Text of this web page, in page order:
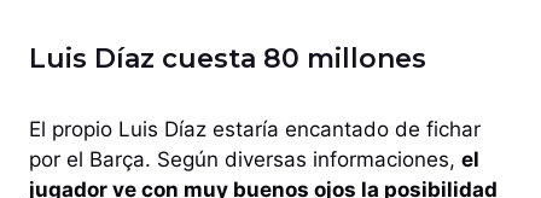
Luis Díaz cuesta 80 millones
El propio Luis Díaz estaría encantado de fichar
por el Barça. Según diversas informaciones, el
jugador ve con muy buenos ojos la posibilidad